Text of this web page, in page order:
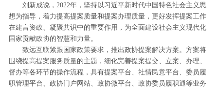
刘新成说，2022年，坚持以习近平新时代中国特色社会主义思
想为指导，着力提高提案质量和提案办理质量，更好发挥提案工作
在建言资政、凝聚共识中的重要作用，为全面建设社会主义现代化
国家贡献政协的智慧和力量。
致远互联紧跟国家政策要求，推出政协提案解决方案。方案将
围绕提高提案服务质量的主题，细化完善提案提交、立案、办理、
督办等各环节的操作流程，具有提案平台、社情民意平台、委员履
职管理平台、政协门户网站、政协微平台、政协委员履职通等业务